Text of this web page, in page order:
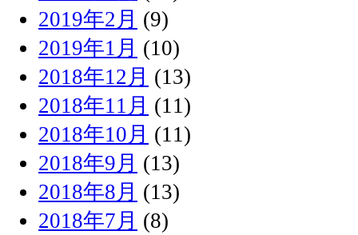
2019年2月 (9)
2019年1月 (10)
2018年12月 (13)
2018年11月 (11)
2018年10月 (11)
2018年9月 (13)
2018年8月 (13)
2018年7月 (8)